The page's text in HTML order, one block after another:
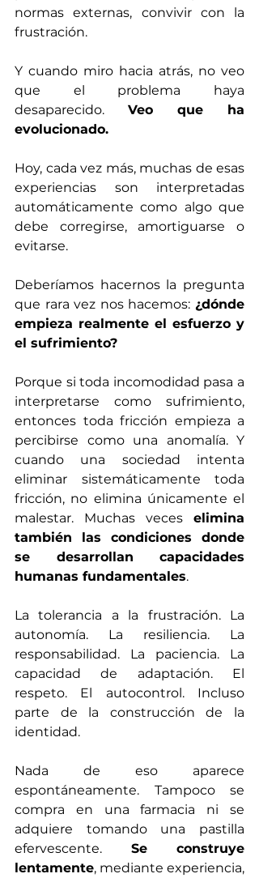
normas externas, convivir con la
frustración.
Y cuando miro hacia atrás, no veo
que el problema haya
desaparecido. Veo que ha
evolucionado.
Hoy, cada vez más, muchas de esas
experiencias son interpretadas
automáticamente como algo que
debe corregirse, amortiguarse o
evitarse.
Deberíamos hacernos la pregunta
que rara vez nos hacemos: ¿dónde
empieza realmente el esfuerzo y
el sufrimiento?
Porque si toda incomodidad pasa a
interpretarse como sufrimiento,
entonces toda fricción empieza a
percibirse como una anomalía. Y
cuando una sociedad intenta
eliminar sistemáticamente toda
fricción, no elimina únicamente el
malestar. Muchas veces elimina
también las condiciones donde
se desarrollan capacidades
humanas fundamentales.
La tolerancia a la frustración. La
autonomía. La resiliencia. La
responsabilidad. La paciencia. La
capacidad de adaptación. El
respeto. El autocontrol. Incluso
parte de la construcción de la
identidad.
Nada de eso aparece
espontáneamente. Tampoco se
compra en una farmacia ni se
adquiere tomando una pastilla
efervescente. Se construye
lentamente, mediante experiencia,